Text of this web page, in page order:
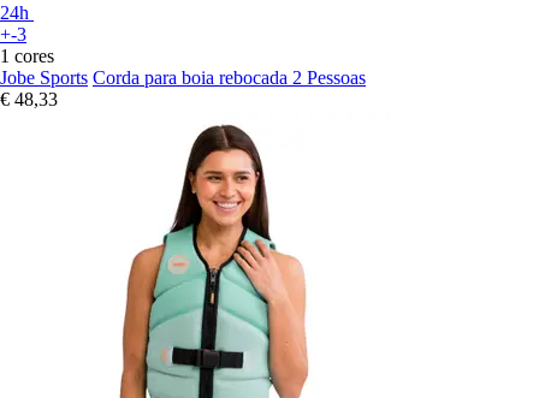
24h
+-3
1 cores
Jobe Sports Corda para boia rebocada 2 Pessoas
€ 48,33